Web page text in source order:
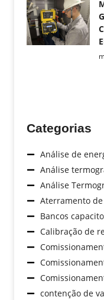
Categorias
Análise de
Análise
Análise
Aterramento
Bancos
Calibração de
contenção de